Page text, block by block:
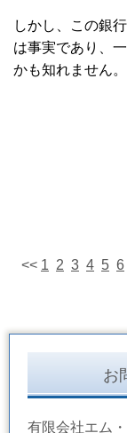
しかし、この銀
は事実であり、
かも知れません。
<< 1 2 3 4 5 6
お
有限会社エム